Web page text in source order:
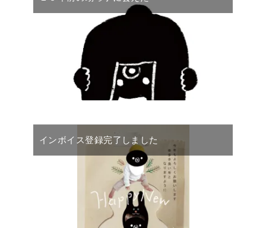
インボイス登録完了しました